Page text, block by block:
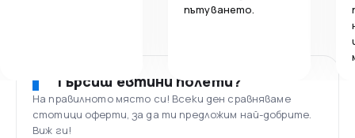
пътуването.
Търсиш евтини полети?
На правилното място си! Всеки ден сравняваме
стотици оферти, за да ти предложим най-добрите.
Виж ги!